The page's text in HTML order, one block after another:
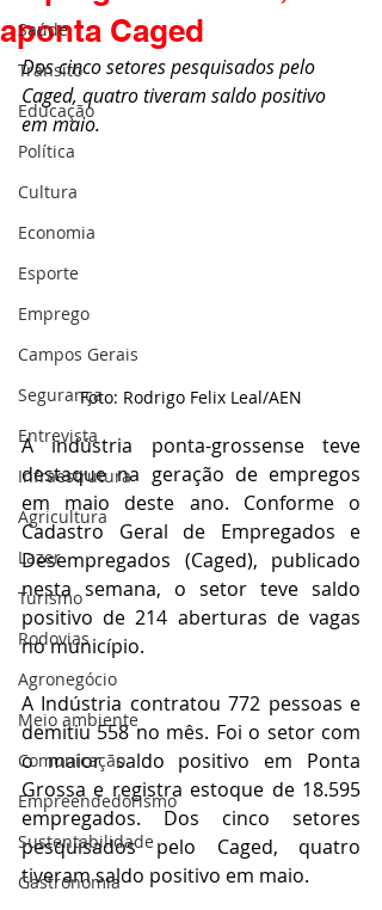
Saúde
Trânsito
Educação
Política
Cultura
Economia
Esporte
Emprego
Campos Gerais
Segurança
Entrevista
Infraestrutura
Agricultura
Lazer
Turismo
Rodovias
Agronegócio
Meio ambiente
Comunicação
Empreendedorismo
Sustentabilidade
Gastronomia
aponta Caged
Dos cinco setores pesquisados pelo
Caged, quatro tiveram saldo positivo
em maio.
Foto: Rodrigo Felix Leal/AEN
A indústria ponta-grossense teve
destaque na geração de empregos
em maio deste ano. Conforme o
Cadastro Geral de Empregados e
Desempregados (Caged), publicado
nesta semana, o setor teve saldo
positivo de 214 aberturas de vagas
no município.
A Indústria contratou 772 pessoas e
demitiu 558 no mês. Foi o setor com
o maior saldo positivo em Ponta
Grossa e registra estoque de 18.595
empregados. Dos cinco setores
pesquisados pelo Caged, quatro
tiveram saldo positivo em maio.